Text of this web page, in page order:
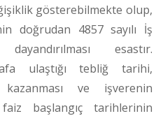
gösterebilmekte olup,
doğrudan 4857 sayılı İş
esastır.
ulaştığı tebliğ tarihi,
kazanması ve işverenin
başlangıç tarihlerinin